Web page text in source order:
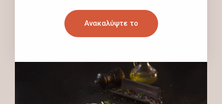
Ανακαλύψτε το